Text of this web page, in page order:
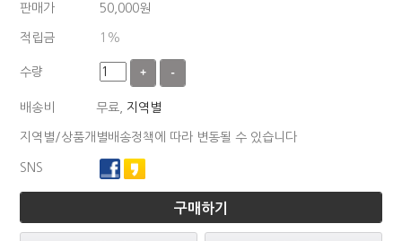
판매가 50,000원
적립금 1%
수량 + -
배송비 무료, 지역별
지역별/상품개별배송정책에 따라 변동될 수 있습니다
SNS
구매하기